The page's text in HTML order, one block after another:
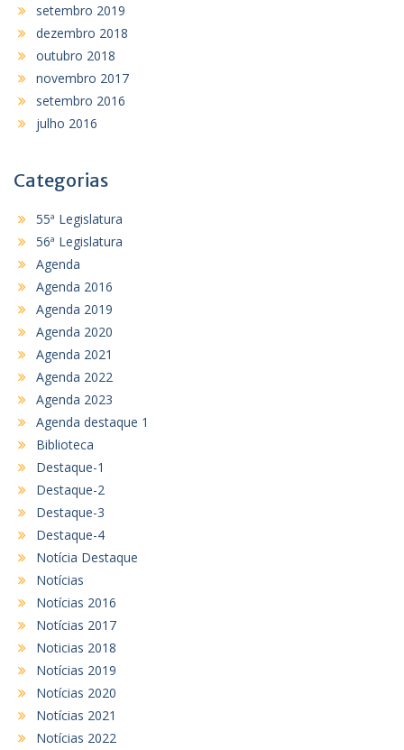
setembro 2019
dezembro 2018
outubro 2018
novembro 2017
setembro 2016
julho 2016
Categorias
55ª Legislatura
56ª Legislatura
Agenda
Agenda 2016
Agenda 2019
Agenda 2020
Agenda 2021
Agenda 2022
Agenda 2023
Agenda destaque 1
Biblioteca
Destaque-1
Destaque-2
Destaque-3
Destaque-4
Notícia Destaque
Notícias
Notícias 2016
Notícias 2017
Noticias 2018
Notícias 2019
Notícias 2020
Notícias 2021
Notícias 2022